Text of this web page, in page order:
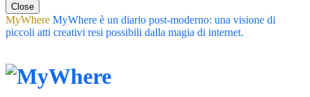
Close
MyWhere MyWhere è un diario post-moderno: una visione di
piccoli atti creativi resi possibili dalla magia di internet.